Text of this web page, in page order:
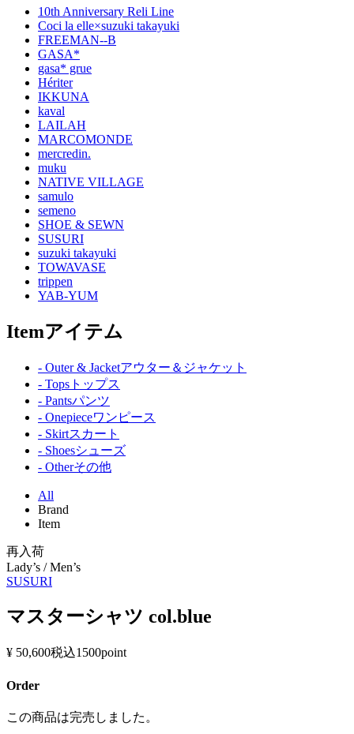
10th Anniversary Reli Line
Coci la elle×suzuki takayuki
FREEMAN--B
GASA*
gasa* grue
Hériter
IKKUNA
kaval
LAILAH
MARCOMONDE
mercredin.
muku
NATIVE VILLAGE
samulo
semeno
SHOE & SEWN
SUSURI
suzuki takayuki
TOWAVASE
trippen
YAB-YUM
Itemアイテム
- Outer & Jacketアウター＆ジャケット
- Tops トップス
- Pantsパンツ
- Onepieceワンピース
- Skirtスカート
- Shoesシューズ
- Otherその他
All
Brand
Item
再入荷
Lady’s / Men’s
SUSURI
マスターシャツ col.blue
¥ 50,600税込1500point
Order
この商品は完売しました。